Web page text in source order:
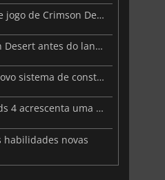
Pearl Abyss revela imagens de jogo de Crimson Desert para a PS5
A controvérsia atinge Crimson Desert antes do lançamento
Subnautica 2 apresenta um novo sistema de construção de bases
O primeiro DLC de Borderlands 4 acrescenta uma nova personagem e muito mais
habilidades novas